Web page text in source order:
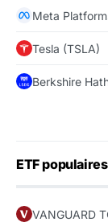
Meta
Tesla (TSLA)
Berkshire
ETF populaires
VANGUARD